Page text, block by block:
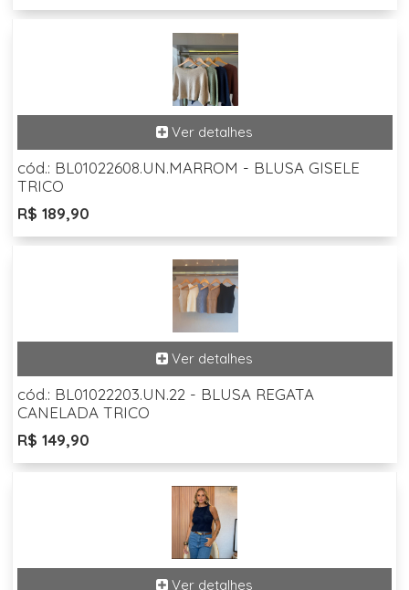
cód.: BL01022608.UN.MARROM - BLUSA GISELE
TRICO
R$ 189,90
cód.: BL01022203.UN.22 - BLUSA REGATA
CANELADA TRICO
R$ 149,90